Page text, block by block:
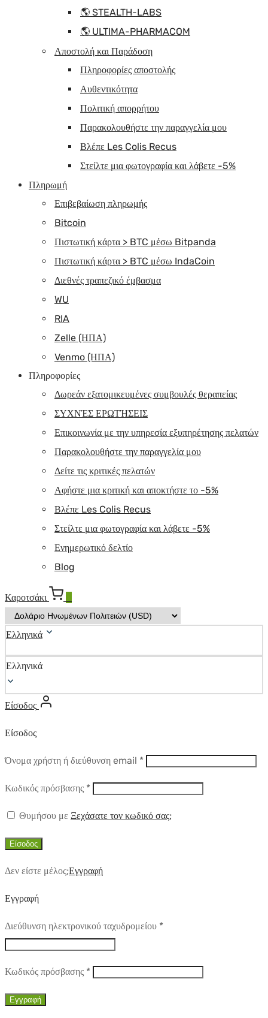
🌎 STEALTH-LABS
🌎 ULTIMA-PHARMACOM
Αποστολή και Παράδοση
Πληροφορίες αποστολής
Αυθεντικότητα
Πολιτική απορρήτου
Παρακολουθήστε την παραγγελία μου
Βλέπε Les Colis Recus
Στείλτε μια φωτογραφία και λάβετε -5%
Πληρωμή
Επιβεβαίωση πληρωμής
Bitcoin
Πιστωτική κάρτα > BTC μέσω Bitpanda
Πιστωτική κάρτα > BTC μέσω IndaCoin
Διεθνές τραπεζικό έμβασμα
WU
RIA
Zelle (ΗΠΑ)
Venmo (ΗΠΑ)
Πληροφορίες
Δωρεάν εξατομικευμένες συμβουλές θεραπείας
ΣΥΧΝΈΣ ΕΡΩΤΉΣΕΙΣ
Επικοινωνία με την υπηρεσία εξυπηρέτησης πελατών
Παρακολουθήστε την παραγγελία μου
Δείτε τις κριτικές πελατών
Αφήστε μια κριτική και αποκτήστε το -5%
Βλέπε Les Colis Recus
Στείλτε μια φωτογραφία και λάβετε -5%
Ενημερωτικό δελτίο
Blog
Καροτσάκι
Ελληνικά
Ελληνικά
Είσοδος
Είσοδος
Όνομα χρήστη ή διεύθυνση email *Απαιτούμενο
Κωδικός πρόσβασης *Απαιτούμενο
Θυμήσου με Ξεχάσατε τον κωδικό σας;
Είσοδος
Δεν είστε μέλος;Εγγραφή
Εγγραφή
Διεύθυνση ηλεκτρονικού ταχυδρομείου *Απαιτούμενο
Κωδικός πρόσβασης *Απαιτούμενο
Εγγραφή